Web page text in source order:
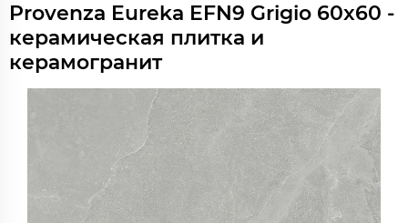
Provenza Eureka EFN9 Grigio 60x60 -
керамическая плитка и
керамогранит